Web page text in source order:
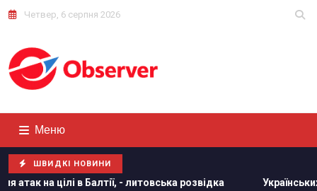
Четвер, 6 серпня 2026
Меню
ШВИДКІ НОВИНИ
- литовська розвідка Українських чоловіків